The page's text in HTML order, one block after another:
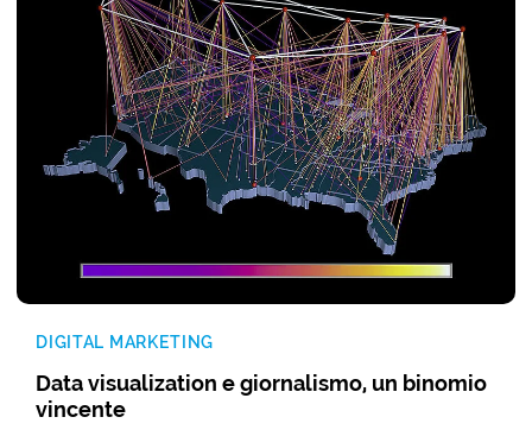
DIGITAL MARKETING
Data visualization e giornalismo, un binomio
vincente